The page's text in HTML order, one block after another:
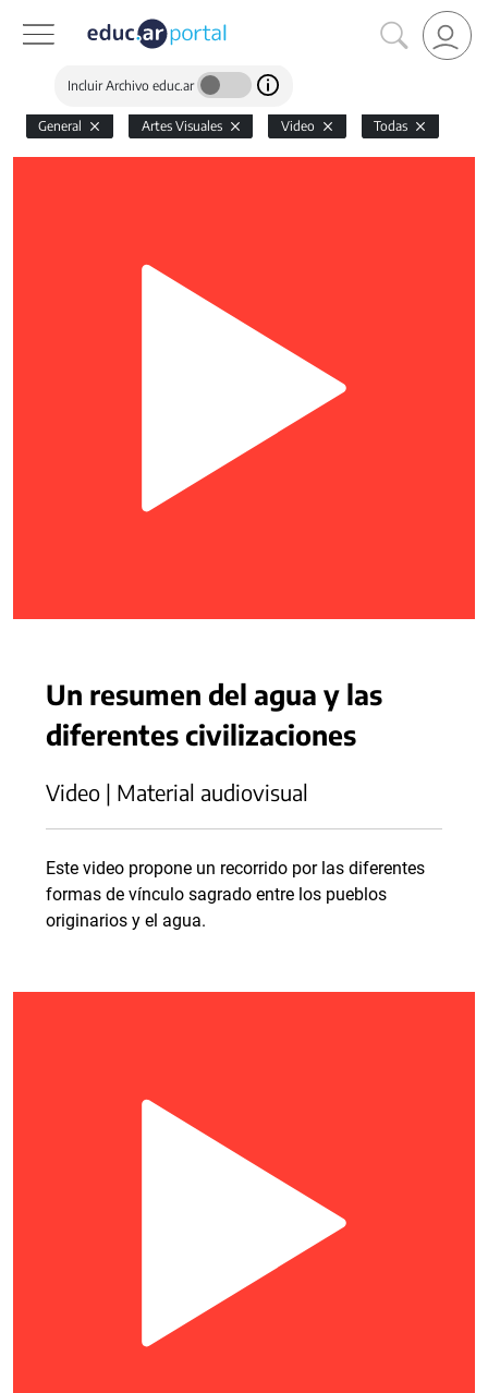
Incluir Archivo educ.ar
General Artes Visuales Video Todas
Un resumen del agua y las
diferentes civilizaciones
Video | Material audiovisual
Este video propone un recorrido por las diferentes
formas de vínculo sagrado entre los pueblos
originarios y el agua.